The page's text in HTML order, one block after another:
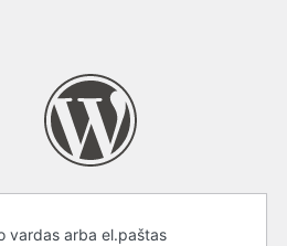
vardas arba el.paštas